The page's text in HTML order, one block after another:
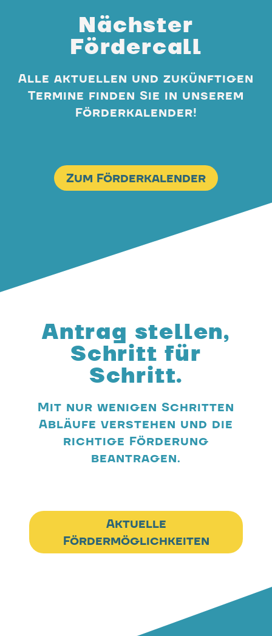
Nächster
Fördercall
Alle aktuellen und zukünftigen
Termine finden Sie in unserem
Förderkalender!
Zum Förderkalender
Antrag stellen,
Schritt für
Schritt.
Mit nur wenigen Schritten
Abläufe verstehen und die
richtige Förderung
beantragen.
Aktuelle
Fördermöglichkeiten